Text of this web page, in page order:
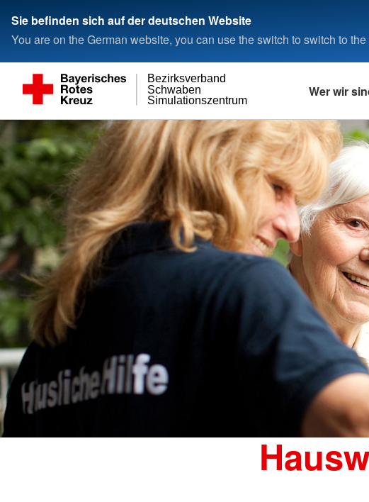
Sie befinden sich auf der deutschen Website
You are on the German website, you can use the switch to switch to
Simulationszentrum
Schwaben
Bezirksverband
Wer wir